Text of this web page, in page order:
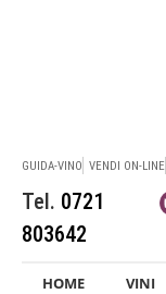
GUIDA-VINO VENDI ON-LINE
Tel. 0721
803642
HOME VINI